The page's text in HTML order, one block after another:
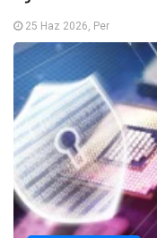
25 Haz 2026, Per